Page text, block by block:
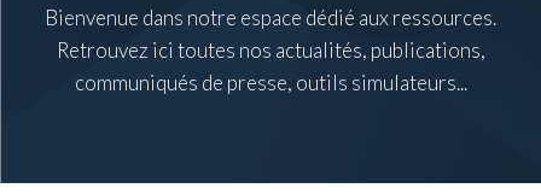
Bienvenue dans notre espace dédié aux ressources.
Retrouvez ici toutes nos actualités, publications,
communiqués de presse, outils simulateurs...